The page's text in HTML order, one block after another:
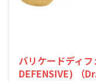
バリケードディ
DEFENSIVE) （